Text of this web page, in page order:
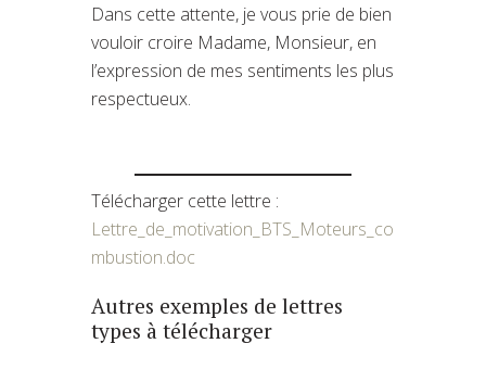
Dans cette attente, je vous prie de bien
vouloir croire Madame, Monsieur, en
l’expression de mes sentiments les plus
respectueux.
Télécharger cette lettre :
Lettre_de_motivation_BTS_Moteurs_co
mbustion.doc
Autres exemples de lettres
types à télécharger